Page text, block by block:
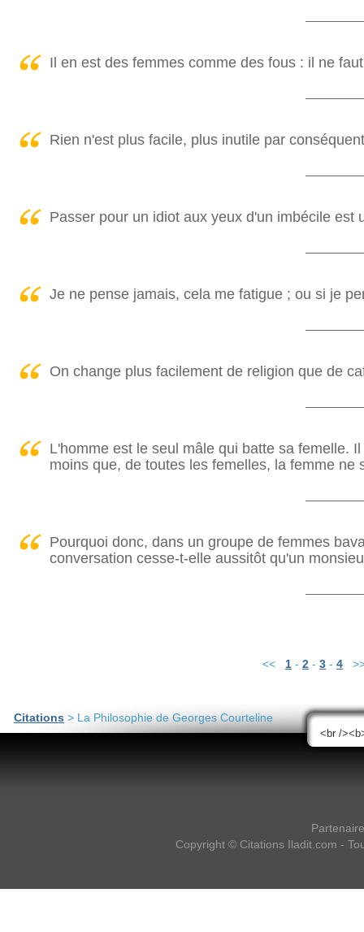
Il en est des femmes comme des fous : il ne
Rien n'est plus facile, plus inutile par
Passer pour un idiot aux yeux d'un imbécile est
Je ne pense jamais, cela me fatigue ; ou si je
On change plus facilement de religion que de
L'homme est le seul mâle qui batte sa femelle.
moins que, de toutes les femelles, la femme ne
Pourquoi donc, dans un groupe de femmes
conversation cesse-t-elle aussitôt qu'un
<< 1 - 2 - 3 - 4
Citations > La Philosophie de Georges Courteline
Copyright © Citations Iladit.com -